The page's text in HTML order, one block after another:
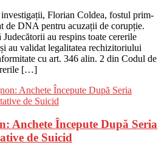
Florian Coldea, fostul prim-
de DNA pentru acuzații de corupție.
au respins toate cererile
au validat legalitatea rechizitoriului
cu art. 346 alin. 2 din Codul de
[…]
Anchete Începute După Seria
de Suicid